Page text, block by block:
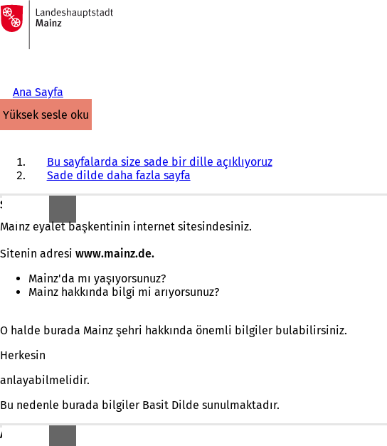
İçeriğe atla
Ana
sayfaya
Ana Sayfa
yüksek sesle oku
Bu sayfalarda size sade bir dille açıklıyoruz
Sade dilde daha fazla sayfa
Sıcak bir karşılama!
Mainz eyalet başkentinin internet sitesindesiniz.
Sitenin adresi www.mainz.de.
Mainz'da mı yaşıyorsunuz?
Mainz hakkında bilgi mi arıyorsunuz?
O halde burada Mainz şehri hakkında önemli bilgiler bulabilirsiniz.
Herkesin
anlayabilmelidir.
Bu nedenle burada bilgiler Basit Dilde sunulmaktadır.
ANCAK: